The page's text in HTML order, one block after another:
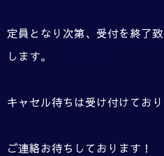
定員となり次第、受付を終了
します。
キャセル待ちは受け付けており
ご連絡お待ちしております！